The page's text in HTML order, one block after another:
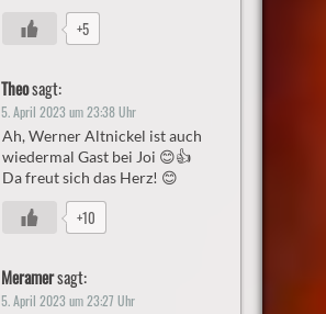
+5
Theosagt:
5. April 2023 um 23:38 Uhr
Ah, Werner Altnickel ist auch
wiedermal Gast bei Joi 😊👍
Da freut sich das Herz! 😊
+10
Meramersagt:
5. April 2023 um 23:27 Uhr